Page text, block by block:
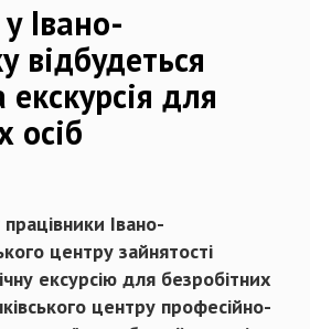
Івано-
відбудеться
для
осіб
Івано-
центру зайнятості
ексурсію для безробітних
центру професійно-